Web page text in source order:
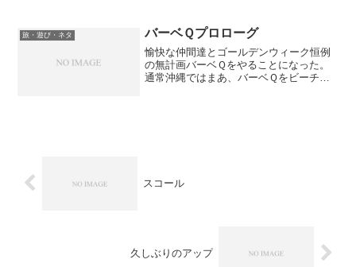
おるも誘っていった。...
旅・遊び・ネタ バーベＱプロローグ
愉快な仲間達とゴールデンウィーク恒例
の無計画バーベＱをやることになった。
通常沖縄ではまあ、バーベＱをビーチで
スコール
久しぶりのアップ